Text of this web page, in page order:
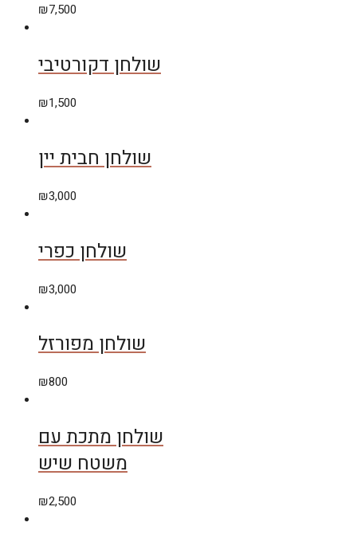
₪7,500
שולחן דקורטיבי
₪1,500
שולחן חבית יין
₪3,000
שולחן כפרי
₪3,000
שולחן מפורזל
₪800
שולחן מתכת עם
משטח שיש
₪2,500